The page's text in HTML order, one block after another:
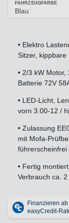
FAHRZEUGFARBE
• Elektro
Sitzer,
• 2/3 kW Motor,
Batterie 72V
• LED-Licht,
vorn 3.00-12 /
• Zulassung
mit Mofa-
führerscheinfrei
• Fertig
Verbrauch ca.